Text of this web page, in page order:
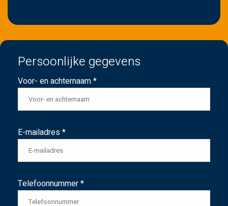
Persoonlijke gegevens
Voor- en achternaam *
E-mailadres *
Telefoonnummer *